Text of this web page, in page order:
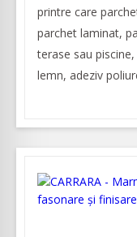
printre care
parchet laminat,
terase sau
lemn, adeziv